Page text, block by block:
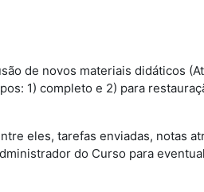
de novos materiais didáticos
1) completo e 2) para
eles, tarefas enviadas, notas
do Curso para